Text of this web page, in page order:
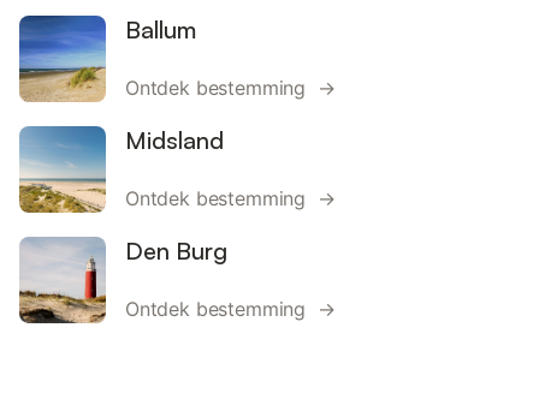
Ballum
Ontdek bestemming →
Midsland
Ontdek bestemming →
Den Burg
Ontdek bestemming →